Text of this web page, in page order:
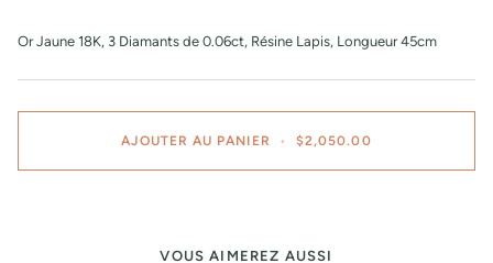
Or Jaune 18K, 3 Diamants de 0.06ct, Résine Lapis, Longueur 45cm
AJOUTER AU PANIER • $2,050.00
VOUS AIMEREZ AUSSI